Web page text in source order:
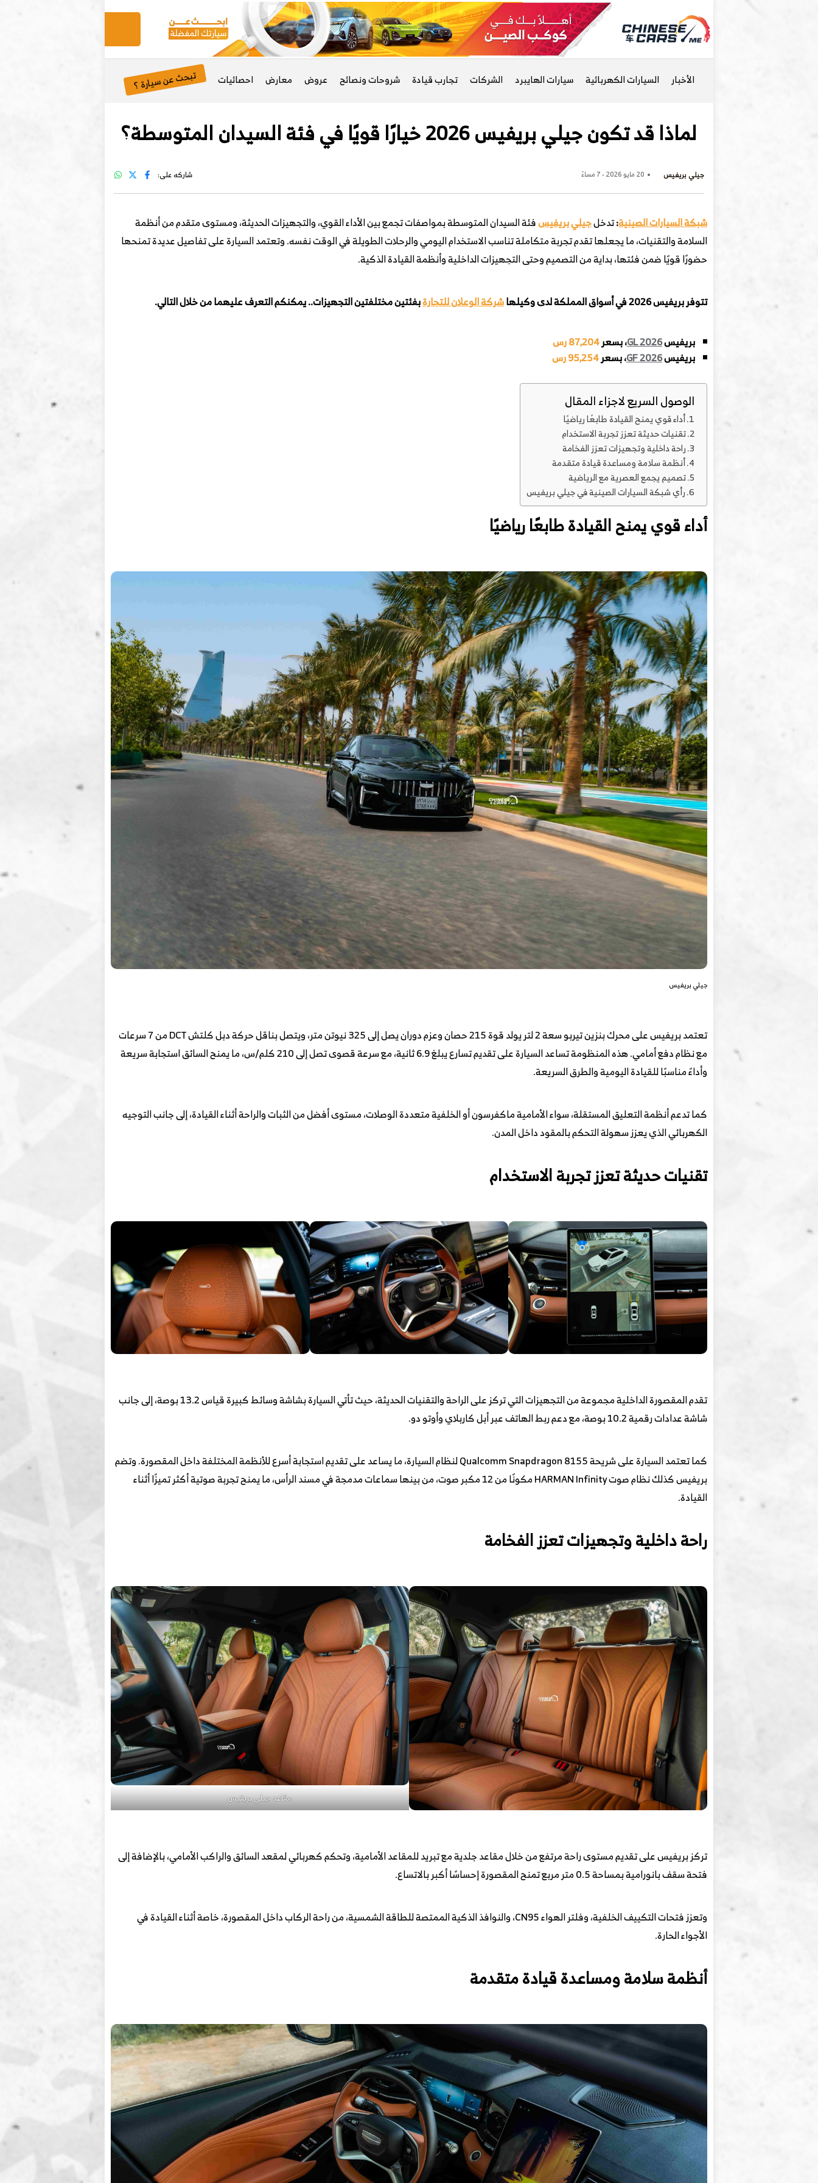
الأخبار السيارات الكهربائية سيارات الهايبرد الشركات تجارب قيادة شروحات ونصائح عروض معارض احصائيات تبحث عن سيارة ؟
لماذا قد تكون جيلي بريفيس 2026 خيارًا قويًا في فئة السيدان المتوسطة؟
جيلي بريفيس 20 مايو 2026 - 7 مساءً شاركه على:
شبكة السيارات الصينية:تدخلجيلي بريفيسفئة السيدان المتوسطة بمواصفات تجمع بين الأداء القوي، والتجهيزات الحديثة، ومستوى متقدم من أنظمة
السلامة والتقنيات، ما يجعلها تقدم تجربة متكاملة تناسب الاستخدام اليومي والرحلات الطويلة في الوقت نفسه. وتعتمد السيارة على تفاصيل عديدة تمنحها
حضورًا قويًا ضمن فئتها، بداية من التصميم وحتى التجهيزات الداخلية وأنظمة القيادة الذكية.
تتوفر بريفيس 2026 في أسواق المملكة لدى وكيلها شركة الوعلان للتجارةبفئتين مختلفتين التجهيزات.. يمكنكم التعرف عليهما من خلال التالي.
بريفيسGL 2026، بسعر87,204 رس
بريفيسGF 2026، بسعر95,254 رس
الوصول السريع لاجزاء المقال
أداء قوي يمنح القيادة طابعًا رياضيًا
تقنيات حديثة تعزز تجربة الاستخدام
راحة داخلية وتجهيزات تعزز الفخامة
أنظمة سلامة ومساعدة قيادة متقدمة
تصميم يجمع العصرية مع الرياضية
رأي شبكة السيارات الصينية في جيلي بريفيس
أداء قوي يمنح القيادة طابعًا رياضيًا
جيلي بريفيس
تعتمد بريفيس على محرك بنزين تيربو سعة 2 لتر يولد قوة 215 حصان وعزم دوران يصل إلى 325 نيوتن متر، ويتصل بناقل حركة دبل كلتش DCT من 7 سرعات
مع نظام دفع أمامي. هذه المنظومة تساعد السيارة على تقديم تسارع يبلغ 6.9 ثانية، مع سرعة قصوى تصل إلى 210 كلم/س، ما يمنح السائق استجابة سريعة
وأداءً مناسبًا للقيادة اليومية والطرق السريعة.
كما تدعم أنظمة التعليق المستقلة، سواء الأمامية ماكفرسون أو الخلفية متعددة الوصلات، مستوى أفضل من الثبات والراحة أثناء القيادة، إلى جانب التوجيه
الكهربائي الذي يعزز سهولة التحكم بالمقود داخل المدن.
تقنيات حديثة تعزز تجربة الاستخدام
تقدم المقصورة الداخلية مجموعة من التجهيزات التي تركز على الراحة والتقنيات الحديثة، حيث تأتي السيارة بشاشة وسائط كبيرة قياس 13.2 بوصة، إلى جانب
شاشة عدادات رقمية 10.2 بوصة، مع دعم ربط الهاتف عبر أبل كاربلاي وأوتو دو.
كما تعتمد السيارة على شريحة Qualcomm Snapdragon 8155 لنظام السيارة، ما يساعد على تقديم استجابة أسرع للأنظمة المختلفة داخل المقصورة. وتضم
بريفيس كذلك نظام صوت HARMAN Infinity مكونًا من 12 مكبر صوت، من بينها سماعات مدمجة في مسند الرأس، ما يمنح تجربة صوتية أكثر تميزًا أثناء
القيادة.
راحة داخلية وتجهيزات تعزز الفخامة
مقاعد جيلي بريفيس
تركز بريفيس على تقديم مستوى راحة مرتفع من خلال مقاعد جلدية مع تبريد للمقاعد الأمامية، وتحكم كهربائي لمقعد السائق والراكب الأمامي، بالإضافة إلى
فتحة سقف بانورامية بمساحة 0.5 متر مربع تمنح المقصورة إحساسًا أكبر بالاتساع.
وتعزز فتحات التكييف الخلفية، وفلتر الهواء CN95، والنوافذ الذكية الممتصة للطاقة الشمسية، من راحة الركاب داخل المقصورة، خاصة أثناء القيادة في
الأجواء الحارة.
أنظمة سلامة ومساعدة قيادة متقدمة